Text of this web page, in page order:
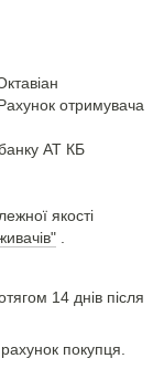
отримувача
АТ КБ
якості
.
14 днів після
покупця.